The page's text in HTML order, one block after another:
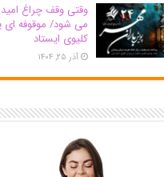
وقتی وقف چراغ امید
می شود/ موقوفه ای
کلیوی ایستاد
آذر ۲۵, ۱۴۰۴